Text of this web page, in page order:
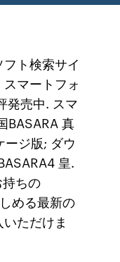
ト検索サイ
マートフォ
発売中. スマ
BASARA 真
ージ版; ダウ
皇.
ちの
める最新の
ただけま